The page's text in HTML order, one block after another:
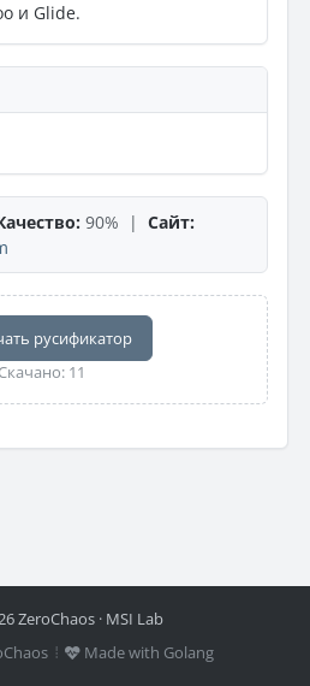
и Glide.
90% | Сайт:
русификатор
Скачано: 11
ZeroChaos · MSI Lab
⦙
Made with Golang